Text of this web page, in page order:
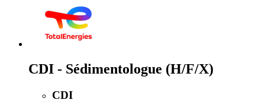
CDI - Sédimentologue (H/F/X)
CDI